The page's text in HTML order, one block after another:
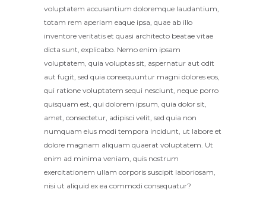
voluptatem accusantium doloremque laudantium,
totam rem aperiam eaque ipsa, quae ab illo
inventore veritatis et quasi architecto beatae vitae
dicta sunt, explicabo. Nemo enim ipsam
voluptatem, quia voluptas sit, aspernatur aut odit
aut fugit, sed quia consequuntur magni dolores eos,
qui ratione voluptatem sequi nesciunt, neque porro
quisquam est, qui dolorem ipsum, quia dolor sit,
amet, consectetur, adipisci velit, sed quia non
numquam eius modi tempora incidunt, ut labore et
dolore magnam aliquam quaerat voluptatem. Ut
enim ad minima veniam, quis nostrum
exercitationem ullam corporis suscipit laboriosam,
nisi ut aliquid ex ea commodi consequatur?